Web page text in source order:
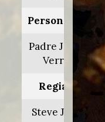
Personaggio:
Padre Joseph
Verrett
Regia di:
Steve James